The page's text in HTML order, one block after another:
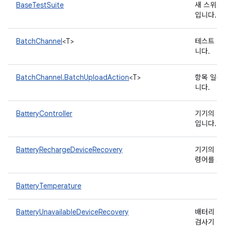
BaseTestSuite
새 스위
입니다.
BatchChannel<T>
테스트
니다.
BatchChannel.BatchUploadAction<T>
항목 일
니다.
BatteryController
기기의
입니다.
BatteryRechargeDeviceRecovery
기기의
령어를
BatteryTemperature
BatteryUnavailableDeviceRecovery
배터리
검사기